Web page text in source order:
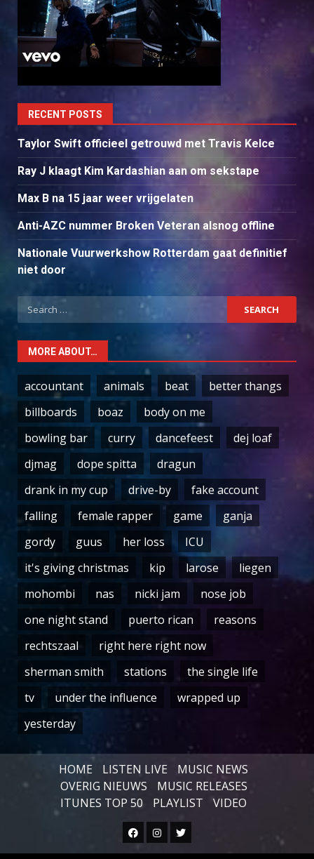
RECENT POSTS
Taylor Swift officieel getrouwd met Travis Kelce
Ray J klaagt Kim Kardashian aan om sekstape
Max B na 15 jaar weer vrijgelaten
Anti-AZC nummer Broken Veteran alsnog offline
Nationale Vuurwerkshow Rotterdam gaat definitief
niet door
Search
for:
MORE ABOUT…
accountant animals beat
better thangs
billboards
boaz
body on me
bowling bar
curry dancefeest
dej loaf
djmag
dope spitta
dragun
drank in my cup
drive-by
fake account
falling
female rapper game
ganja
gordy
guus her loss
ICU
it's giving christmas
kip larose
liegen
mohombi
nas nicki jam
nose job
one night stand
puerto rican
reasons
rechtszaal
right here right now
sherman smith
stations
the single life
tv
under the influence
wrapped up
yesterday
HOME LISTEN LIVE
MUSIC NEWS
OVERIG NIEUWS
MUSIC RELEASES
ITUNES TOP 50
PLAYLIST VIDEO
Facebook
Instagram
Twitter